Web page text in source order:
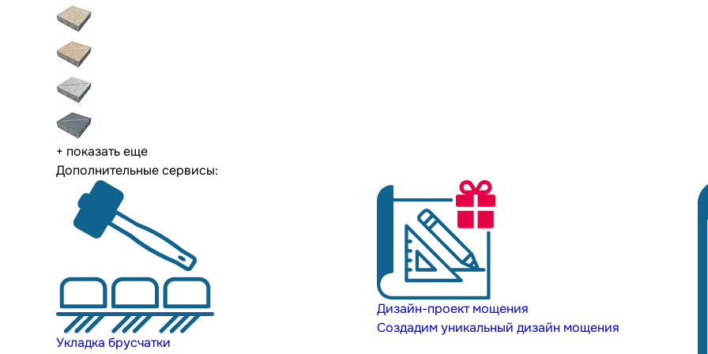
+ показать еще
Дополнительные сервисы:
Укладка брусчатки
Дизайн-проект мощения
Создадим уникальный дизайн мощения